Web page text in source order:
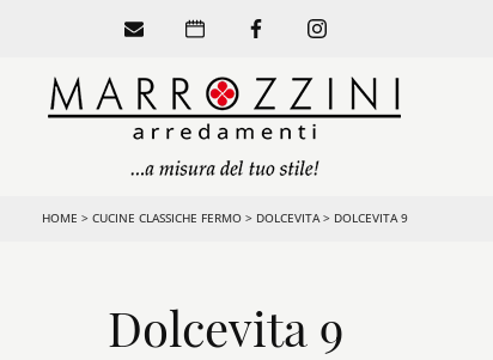
HOME > CUCINE CLASSICHE FERMO > DOLCEVITA > DOLCEVITA 9
Dolcevita 9